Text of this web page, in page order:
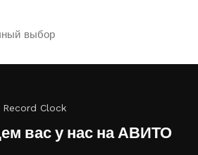
выбор
Record Clock
вас у нас на АВИТО